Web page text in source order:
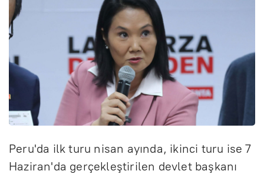
Peru'da ilk turu nisan ayında, ikinci turu ise 7
Haziran'da gerçekleştirilen devlet başkanı